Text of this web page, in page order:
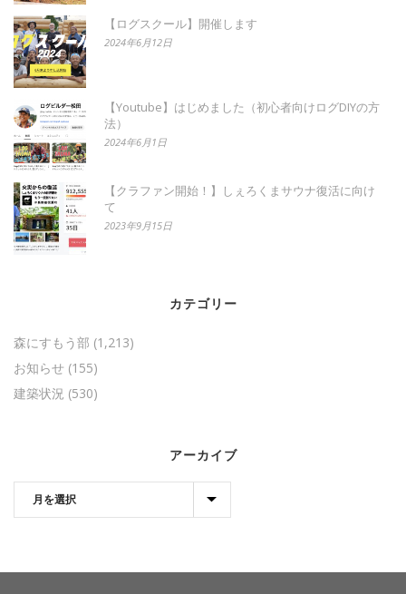
【ログスクール】開催します
2024年6月12日
【Youtube】はじめました（初心者向けログDIYの方
法）
2024年6月1日
【クラファン開始！】しぇろくまサウナ復活に向け
て
2023年9月15日
カテゴリー
森にすもう部 (1,213)
お知らせ (155)
建築状況 (530)
アーカイブ